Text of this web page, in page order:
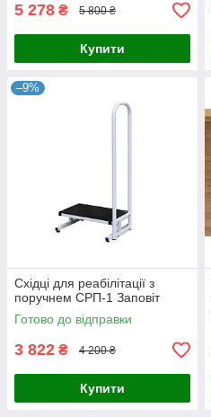
5 278 ₴ 5 800 ₴
Купити
–9%
Східці для реабілітації з
поручнем СРП-1 Заповіт
Готово до відправки
3 822 ₴ 4 200 ₴
Купити